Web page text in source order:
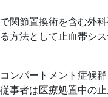
関節置換術を含む外
方法として止血帯シ
ンパートメント症候
事者は医療処置中の